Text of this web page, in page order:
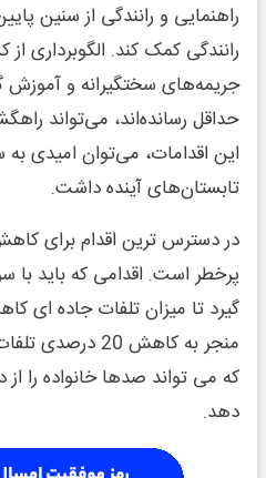
راهنمایی و رانندگی از سنین
رانندگی کمک کند. الگوبرداری از
جریمه‌های سختگیرانه و آموزش
حداقل رسانده‌اند، می‌تواند
این اقدامات، می‌توان امیدی
تابستان‌های آینده داشت.
در دسترس ترین اقدام برای
پرخطر است. اقدامی که باید با
گیرد تا میزان تلفات جاده ای
منجر به کاهش 20
که می تواند صدها خانواده را
دهد.